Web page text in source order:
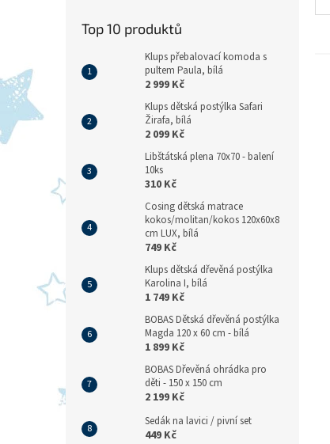
Top 10 produktů
Klups přebalovací komoda s
pultem Paula, bílá
2 999 Kč
Klups dětská postýlka Safari
Žirafa, bílá
2 099 Kč
Libštátská plena 70x70 - balení
10ks
310 Kč
Cosing dětská matrace
kokos/molitan/kokos 120x60x8
cm LUX, bílá
749 Kč
Klups dětská dřevěná postýlka
Karolina I, bílá
1 749 Kč
BOBAS Dětská dřevěná postýlka
Magda 120 x 60 cm - bílá
1 899 Kč
BOBAS Dřevěná ohrádka pro
děti - 150 x 150 cm
2 199 Kč
Sedák na lavici / pivní set
449 Kč